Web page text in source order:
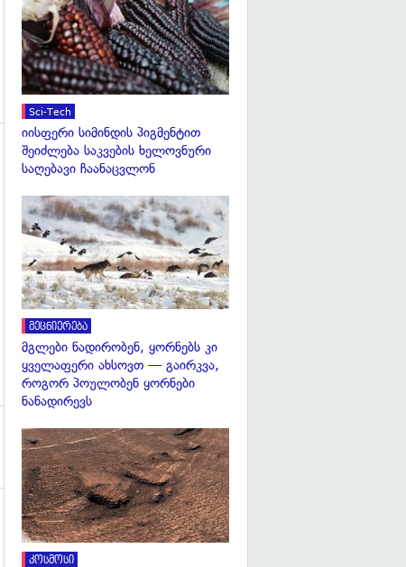
გადახედვა
Sci-Tech
იისფერი სიმინდის პიგმენტით
შეიძლება საკვების ხელოვნური
საღებავი ჩაანაცვლონ
მეცნიერება
მგლები ნადირობენ, ყორნებს კი
ყველაფერი ახსოვთ — გაირკვა,
როგორ პოულობენ ყორნები
ნანადირევს
კოსმოსი